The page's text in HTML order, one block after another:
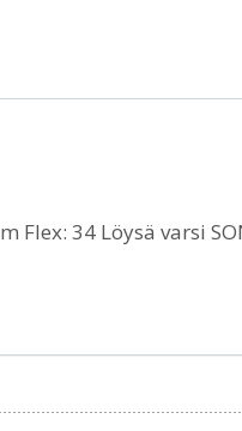
Flex: 34 Löysä varsi